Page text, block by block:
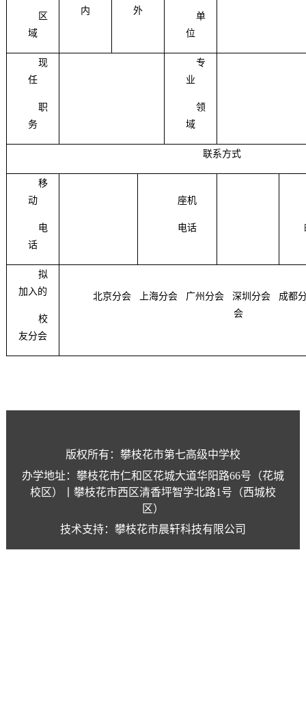
区
域
内
外
单
位
现
任
职
务
专
业
领
域
联系方式
移
动
电
话
座机
电话
拟
加入的
校
友分会
北京分会 上海分会 广州分会 深圳分会
成都
会
版权所有：攀枝花市第七高级中学校
办学地址：攀枝花市仁和区花城大道华阳路66号（花城
校区）丨攀枝花市西区清香坪智学北路1号（西城校
区）
技术支持：攀枝花市晨轩科技有限公司